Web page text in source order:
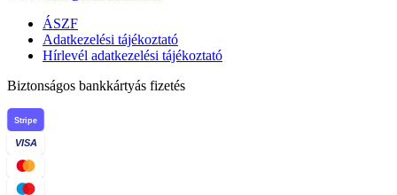
ÁSZF
Adatkezelési tájékoztató
Hírlevél adatkezelési tájékoztató
Biztonságos bankkártyás fizetés
Stripe
VISA